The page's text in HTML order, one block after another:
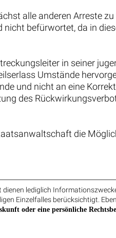
alle anderen Arreste
befürwortet, da in
in seiner
Umstände
und nicht an eine
des
die
lediglich
Einzelfalles berücksichtigt.
oder eine persönliche